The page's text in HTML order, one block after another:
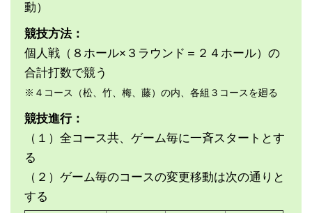
動）
競技方法：
個人戦（８ホール×３ラウンド＝２４ホール）の
合計打数で競う
※４コース（松、竹、梅、藤）の内、各組３コースを廻る
競技進行：
（１）全コース共、ゲーム毎に一斉スタートとす
る
（２）ゲーム毎のコースの変更移動は次の通りと
する